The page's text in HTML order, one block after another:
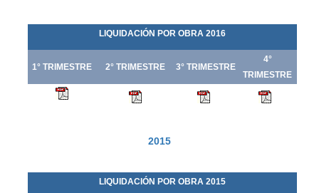
LIQUIDACIÓN POR OBRA 2016
1° TRIMESTRE 2° TRIMESTRE 3° TRIMESTRE
4°
TRIMESTRE
2015
LIQUIDACIÓN POR OBRA 2015